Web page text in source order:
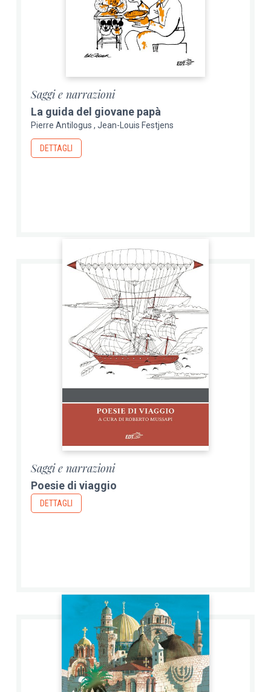
Saggi e narrazioni
La guida del giovane papà
Pierre Antilogus Jean-Louis Festjens
DETTAGLI
Saggi e narrazioni
Poesie di viaggio
DETTAGLI